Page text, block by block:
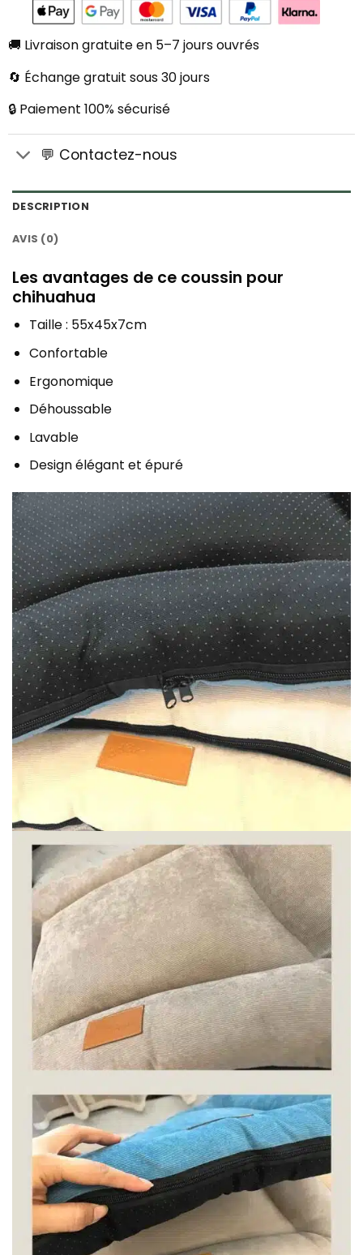
🚚 Livraison gratuite en 5–7 jours ouvrés
🔄 Échange gratuit sous 30 jours
🔒 Paiement 100% sécurisé
💬 Contactez-nous
DESCRIPTION
AVIS (0)
Les avantages de ce coussin pour
chihuahua
Taille : 55x45x7cm
Confortable
Ergonomique
Déhoussable
Lavable
Design élégant et épuré